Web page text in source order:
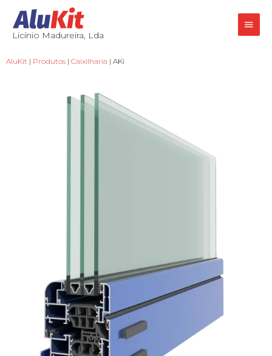
Licínio Madureira, Lda
AluKit | Produtos | Caixilharia | AKi